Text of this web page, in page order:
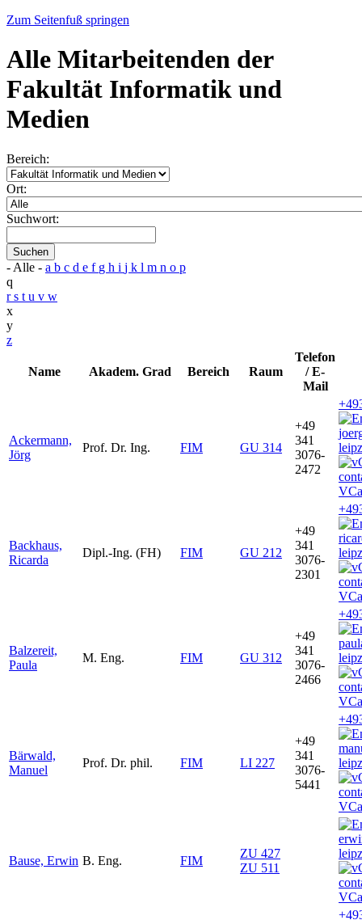
Zum Seitenfuß springen
Alle Mitarbeitenden der
Fakultät Informatik und
Medien
Bereich:
Ort:
Suchwort:
Suchen
- Alle - a b c d e f g h i j k l m n o p
q
rs t u v w
x
y
z
Name Akadem. Grad Bereich Raum
Telefon
/ E-
Mail
Ackermann,
Jörg
Prof. Dr. Ing. FIM GU 314
+49
341
3076-
2472
Backhaus,
Ricarda
Dipl.-Ing. (FH) FIM GU 212
+49
341
3076-
2301
Balzereit,
Paula
M. Eng. FIM GU 312
+49
341
3076-
2466
Bärwald,
Manuel
Prof. Dr. phil. FIM LI 227
+49
341
3076-
5441
Bause, Erwin B. Eng. FIM
ZU 427
ZU 511